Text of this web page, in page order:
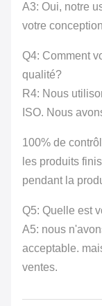
A3: Oui, notre
votre
Q4: Comment
qualité?
R4: Nous
ISO. Nous
100% de
les produits
pendant la
Q5: Quelle est
A5: nous
acceptable.
ventes.